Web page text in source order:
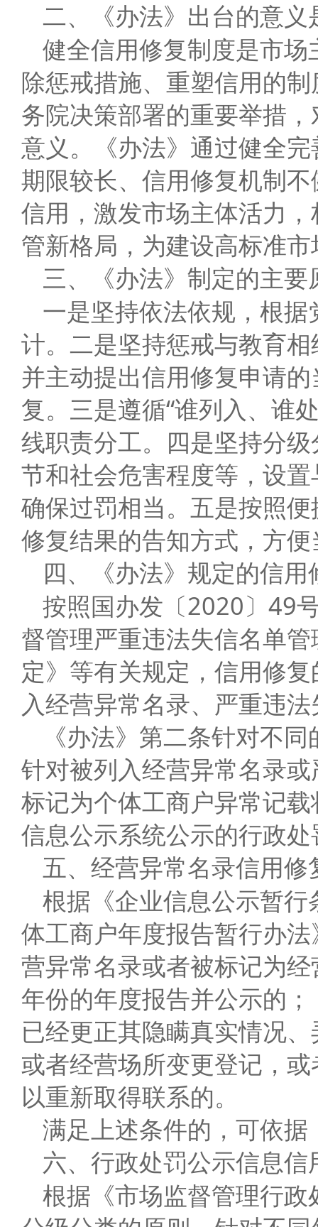
二、《办法》出台的意义
健全信用修复制度是市
除惩戒措施、重塑信用的
务院决策部署的重要举措
意义。《办法》通过健全
期限较长、信用修复机制
信用，激发市场主体活力
管新格局，为建设高标准
三、《办法》制定的主要
一是坚持依法依规，根
计。二是坚持惩戒与教育
并主动提出信用修复申请
复。三是遵循“谁列入、谁
线职责分工。四是坚持分
节和社会危害程度等，设
确保过罚相当。五是按照
修复结果的告知方式，方
四、《办法》规定的信
按照国办发〔2020〕49
督管理严重违法失信名单
定》等有关规定，信用修
入经营异常名录、严重违
《办法》第二条针对不
针对被列入经营异常名录
标记为个体工商户异常记
信息公示系统公示的行政
五、经营异常名录信用
根据《企业信息公示暂
体工商户年度报告暂行办
营异常名录或者被标记为
年份的年度报告并公示的
已经更正其隐瞒真实情况
或者经营场所变更登记，
以重新取得联系的。
满足上述条件的，可依
六、行政处罚公示信息
根据《市场监督管理行